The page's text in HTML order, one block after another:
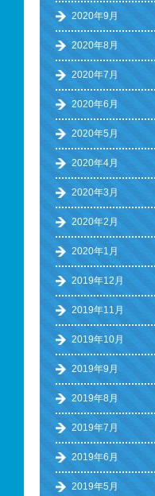
2020年9月
2020年8月
2020年7月
2020年6月
2020年5月
2020年4月
2020年3月
2020年2月
2020年1月
2019年12月
2019年11月
2019年10月
2019年9月
2019年8月
2019年7月
2019年6月
2019年5月